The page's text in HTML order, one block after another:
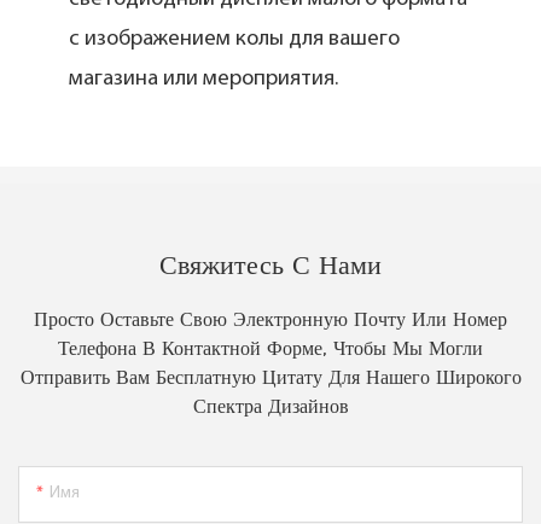
с изображением колы для вашего
магазина или мероприятия.
Свяжитесь С Нами
Просто Оставьте Свою Электронную Почту Или Номер
Телефона В Контактной Форме, Чтобы Мы Могли
Отправить Вам Бесплатную Цитату Для Нашего Широкого
Спектра Дизайнов
Имя